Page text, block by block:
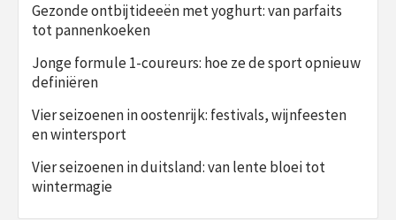
Gezonde ontbijtideeën met yoghurt: van parfaits
tot pannenkoeken
Jonge formule 1-coureurs: hoe ze de sport opnieuw
definiëren
Vier seizoenen in oostenrijk: festivals, wijnfeesten
en wintersport
Vier seizoenen in duitsland: van lente bloei tot
wintermagie